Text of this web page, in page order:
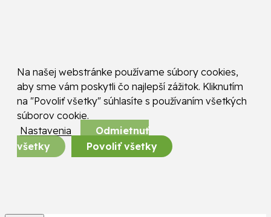
Na našej webstránke používame súbory cookies,
aby sme vám poskytli čo najlepší zážitok. Kliknutím
na "Povoliť všetky" súhlasíte s používaním všetkých
súborov cookie.
Nastavenia
Odmietnuť
všetky
Povoliť všetky